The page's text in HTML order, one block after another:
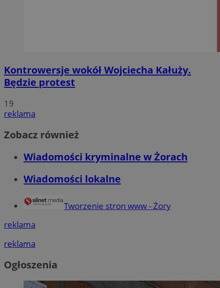
Kontrowersje wokół Wojciecha Kałuży.
Będzie protest
19
reklama
Zobacz również
Wiadomości kryminalne w Żorach
Wiadomości lokalne
Tworzenie stron www - Żory
reklama
reklama
Ogłoszenia